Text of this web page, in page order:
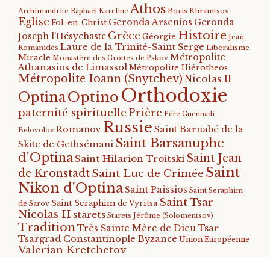
Archimandrite Raphaël Kareline Athos Boris Khramtsov
Eglise Fol-en-Christ Geronda Arsenios Geronda
Joseph l'Hésychaste Grèce Géorgie Histoire Jean
Romanidès Laure de la Trinité-Saint Serge Libéralisme
Miracle Monastère des Grottes de Pskov Métropolite
Athanasios de Limassol Métropolite Hiérotheos
Métropolite Ioann (Snytchev) Nicolas II
OptinaOptino Orthodoxie
paternité spirituelle Prière Père Guennadi
Belovolov Romanov Russie Saint Barnabé de la
Skite de Gethsémani Saint Barsanuphe
d'Optina Saint Hilarion Troitski Saint Jean
de KronstadtSaint Luc de Crimée Saint
Nikon d'OptinaSaint Païssios Saint Seraphim
de Sarov Saint Seraphim de Vyritsa Saint Tsar
Nicolas II starets Starets Jérôme (Solomentsov)
Tradition Très Sainte Mère de Dieu Tsar
Tsargrad Constantinople Byzance Union Européenne
Valerian Kretchetov